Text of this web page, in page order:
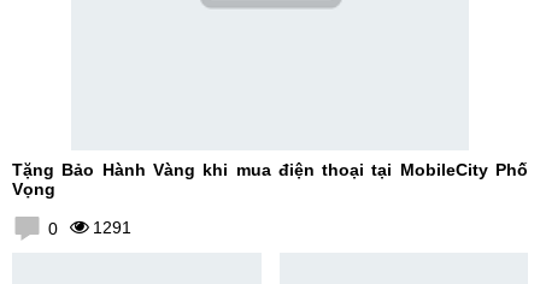
Tặng Bảo Hành Vàng khi mua điện thoại tại MobileCity Phố
Vọng
0 1291